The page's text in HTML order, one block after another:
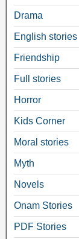
Drama
English stories
Friendship
Full stories
Horror
Kids Corner
Moral stories
Myth
Novels
Onam Stories
PDF Stories